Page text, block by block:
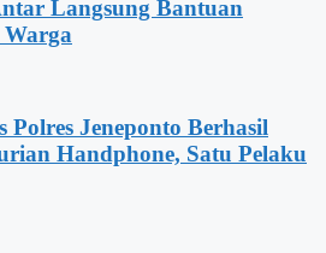
Langsung Bantuan
Warga
Polres Jeneponto Berhasil
Handphone, Satu Pelaku